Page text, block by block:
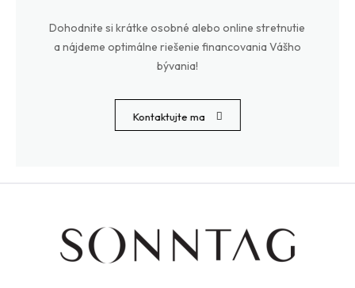
Dohodnite si krátke osobné alebo online stretnutie
a nájdeme optimálne riešenie financovania Vášho
bývania!
Kontaktujte ma